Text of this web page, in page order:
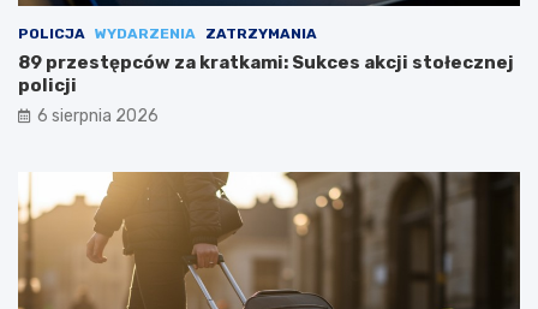
POLICJA WYDARZENIA ZATRZYMANIA
89 przestępców za kratkami: Sukces akcji stołecznej
policji
6 sierpnia 2026